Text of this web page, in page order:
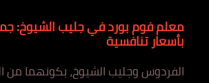
معلم فوم بورد في جليب الشيوخ:
بأسعار تنافسية
الفردوس وجليب الشيوخ، بكونهما من